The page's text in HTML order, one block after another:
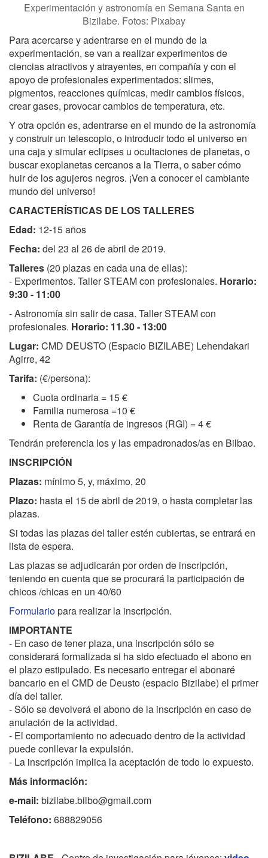
h
u
y
a
r
.
e
u
s
/
e
s
/
b
i
l
b
o
/
a
e
n
d
a
/
e
e
s
-
d
e
-
s
e
m
a
n
a
-
a
n
t
a
e
-
b
z
i
a
Experimentación y astronomía en Semana Santa en
Bizilabe. Fotos: Pixabay
Para acercarse y adentrarse en el mundo de la
experimentación, se van a realizar experimentos de
ciencias atractivos y atrayentes, en compañía y con el
apoyo de profesionales experimentados: slimes,
pigmentos, reacciones químicas, medir cambios físicos,
crear gases, provocar cambios de temperatura, etc.
Y otra opción es, adentrarse en el mundo de la astronomía
y construir un telescopio, o introducir todo el universo en
una caja y simular eclipses u ocultaciones de planetas, o
buscar exoplanetas cercanos a la Tierra, o saber cómo
huir de los agujeros negros. ¡Ven a conocer el cambiante
mundo del universo!
CARACTERÍSTICAS DE LOS TALLERES
Edad: 12-15 años
Fecha: del 23 al 26 de abril de 2019.
Talleres (20 plazas en cada una de ellas):
- Experimentos. Taller STEAM con profesionales. Horario:
9:30 - 11:00
- Astronomía sin salir de casa. Taller STEAM con
profesionales. Horario: 11.30 - 13:00
Lugar: CMD DEUSTO (Espacio BIZILABE) Lehendakari
Agirre, 42
Tarifa: (€/persona):
Cuota ordinaria = 15 €
Familia numerosa =10 €
Renta de Garantía de ingresos (RGI) = 4 €
Tendrán preferencia los y las empadronados/as en Bilbao.
INSCRIPCIÓN
Plazas: mínimo 5, y, máximo, 20
Plazo: hasta el 15 de abril de 2019, o hasta completar las
plazas.
Si todas las plazas del taller estén cubiertas, se entrará en
lista de espera.
Las plazas se adjudicarán por orden de inscripción,
teniendo en cuenta que se procurará la participación de
chicos /chicas en un 40/60
Formulariopara realizar la inscripción.
IMPORTANTE
- En caso de tener plaza, una inscripción sólo se
considerará formalizada si ha sido efectuado el abono en
el plazo estipulado. Es necesario entregar el abonaré
bancario en el CMD de Deusto (espacio Bizilabe) el primer
día del taller.
- Sólo se devolverá el abono de la inscripción en caso de
anulación de la actividad.
- El comportamiento no adecuado dentro de la actividad
puede conllevar la expulsión.
- La inscripción implica la aceptación de todo lo expuesto.
Más información:
e-mail: bizilabe.bilbo@gmail.com
Teléfono: 688829056